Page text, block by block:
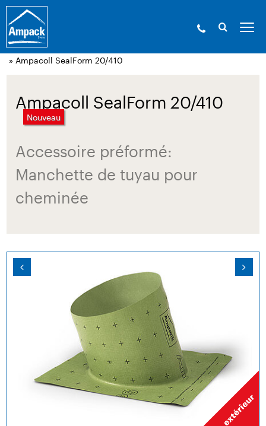
Ampack - Les experts de l’enveloppe du bâtiment. Depuis
1946.»Produits
accessoires
» Ampacoll SealForm 20/410
Ampacoll SealForm 20/410
Nouveau
Accessoire préformé:
Manchette de tuyau pour
cheminée